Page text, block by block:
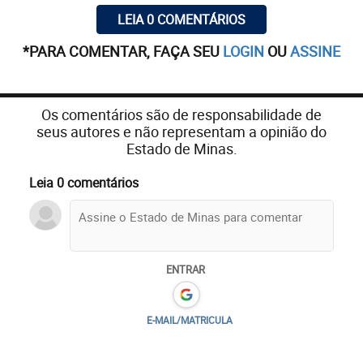
LEIA 0 COMENTÁRIOS
*PARA COMENTAR, FAÇA SEU LOGIN OUASSINE
Os comentários são de responsabilidade de
seus autores e não representam a opinião do
Estado de Minas.
Leia 0 comentários
ENTRAR
E-MAIL/MATRICULA